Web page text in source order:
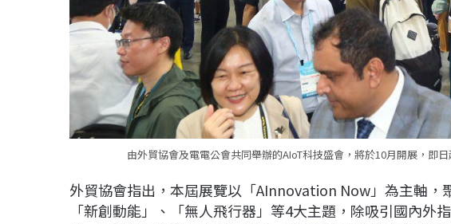
由外貿協會及電電公會共同舉辦的AIoT科技盛會，將於10月開展，即
外貿協會指出，本屆展覽以「AInnovation Now」為主軸，
「新創動能」、「無人飛行器」等4大主題，除吸引國內外